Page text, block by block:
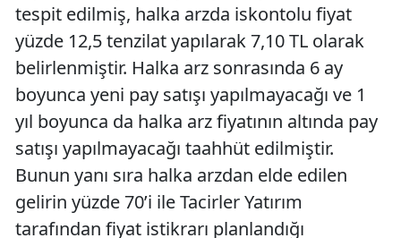
tespit edilmiş, halka arzda iskontolu fiyat
yüzde 12,5 tenzilat yapılarak 7,10 TL olarak
belirlenmiştir. Halka arz sonrasında 6 ay
boyunca yeni pay satışı yapılmayacağı ve 1
yıl boyunca da halka arz fiyatının altında pay
satışı yapılmayacağı taahhüt edilmiştir.
Bunun yanı sıra halka arzdan elde edilen
gelirin yüzde 70’i ile Tacirler Yatırım
tarafından fiyat istikrarı planlandığı